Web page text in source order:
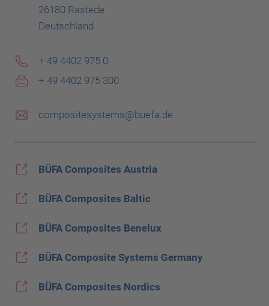
26180 Rastede
Deutschland
+ 49 4402 975 0
+ 49 4402 975 300
compositesystems@buefa.de
BÜFA Composites Austria
BÜFA Composites Baltic
BÜFA Composites Benelux
BÜFA Composite Systems Germany
BÜFA Composites Nordics